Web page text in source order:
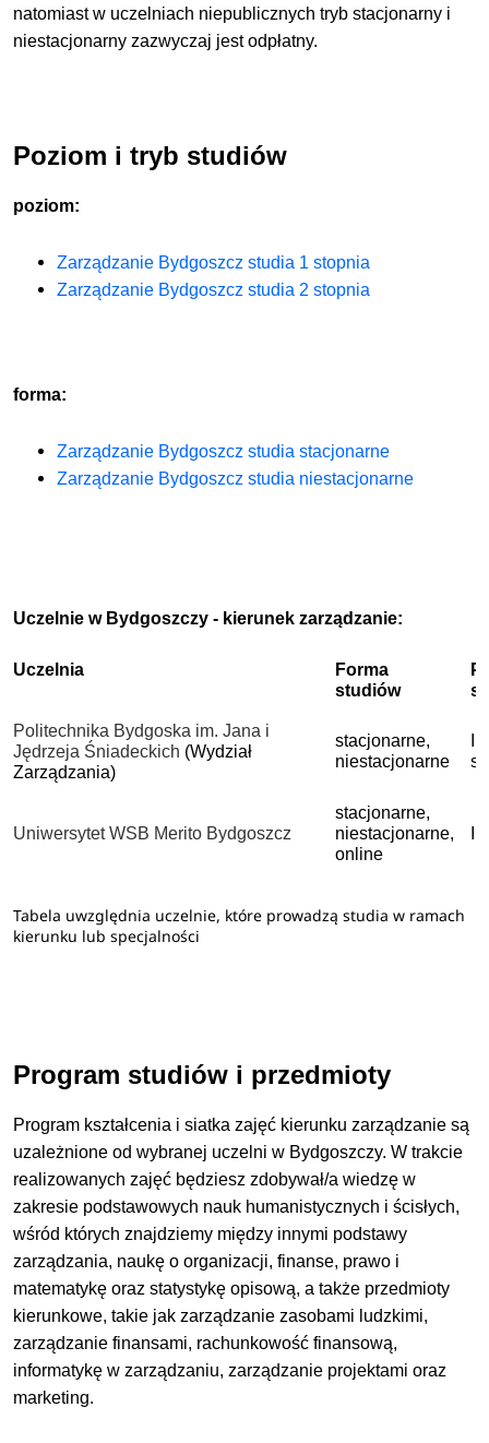
natomiast w uczelniach niepublicznych tryb stacjonarny i
niestacjonarny zazwyczaj jest odpłatny.
Poziom i tryb studiów
poziom:
Zarządzanie Bydgoszcz studia 1 stopnia
Zarządzanie Bydgoszcz studia 2 stopnia
forma:
Zarządzanie Bydgoszcz studia stacjonarne
Zarządzanie Bydgoszcz studia niestacjonarne
Uczelnie w Bydgoszczy - kierunek zarządzanie:
Uczelnia
Forma
studiów
Politechnika Bydgoska im. Jana i
Jędrzeja Śniadeckich (Wydział
Zarządzania)
stacjonarne,
niestacjonarne
Uniwersytet WSB Merito Bydgoszcz
stacjonarne,
niestacjonarne,
online
Tabela uwzględnia uczelnie, które prowadzą studia w ramach
kierunku lub specjalności
Program studiów i przedmioty
Program kształcenia i siatka zajęć kierunku zarządzanie są
uzależnione od wybranej uczelni w Bydgoszczy. W trakcie
realizowanych zajęć będziesz zdobywał/a wiedzę w
zakresie podstawowych nauk humanistycznych i ścisłych,
wśród których znajdziemy między innymi podstawy
zarządzania, naukę o organizacji, finanse, prawo i
matematykę oraz statystykę opisową, a także przedmioty
kierunkowe, takie jak zarządzanie zasobami ludzkimi,
zarządzanie finansami, rachunkowość finansową,
informatykę w zarządzaniu, zarządzanie projektami oraz
marketing.